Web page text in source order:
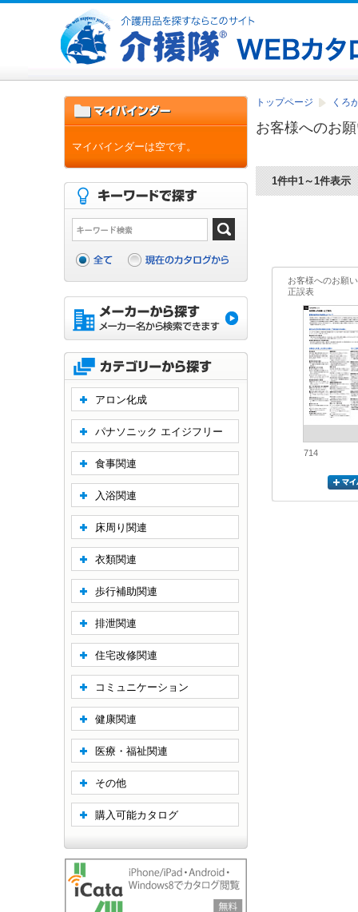
トップページ くろ
お客様へのお
1件中1～1件表示
お客様へのお願
正誤表
714
マイバインダーは空です。
アロン化成
パナソニック エイジフリー
食事関連
入浴関連
床周り関連
衣類関連
歩行補助関連
排泄関連
住宅改修関連
コミュニケーション
健康関連
医療・福祉関連
その他
購入可能カタログ